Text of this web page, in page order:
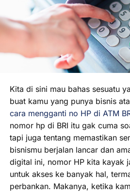
Kita di sini mau bahas sesuatu
buat kamu yang punya bisnis
cara mengganti no HP di ATM
nomor hp di BRI itu gak cuma
tapi juga tentang memastikan
bisnismu berjalan lancar dan
digital ini, nomor HP kita kayak
untuk akses ke banyak hal,
perbankan. Makanya, ketika